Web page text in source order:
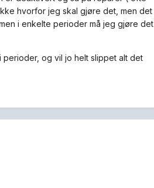
hvorfor jeg skal gjøre det, men det
i enkelte perioder må jeg gjøre det
og vil jo helt slippet alt det